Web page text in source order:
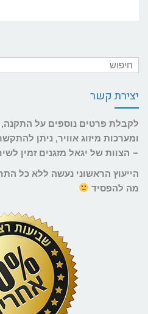
יצירת קשר
לקבלת פרטים נוספים על התקנה,
– הצוות של יגאל מזגנים זמין לשיחה שלך 24/7
הייעוץ הראשוני נעשה ללא כל
מה להפסיד